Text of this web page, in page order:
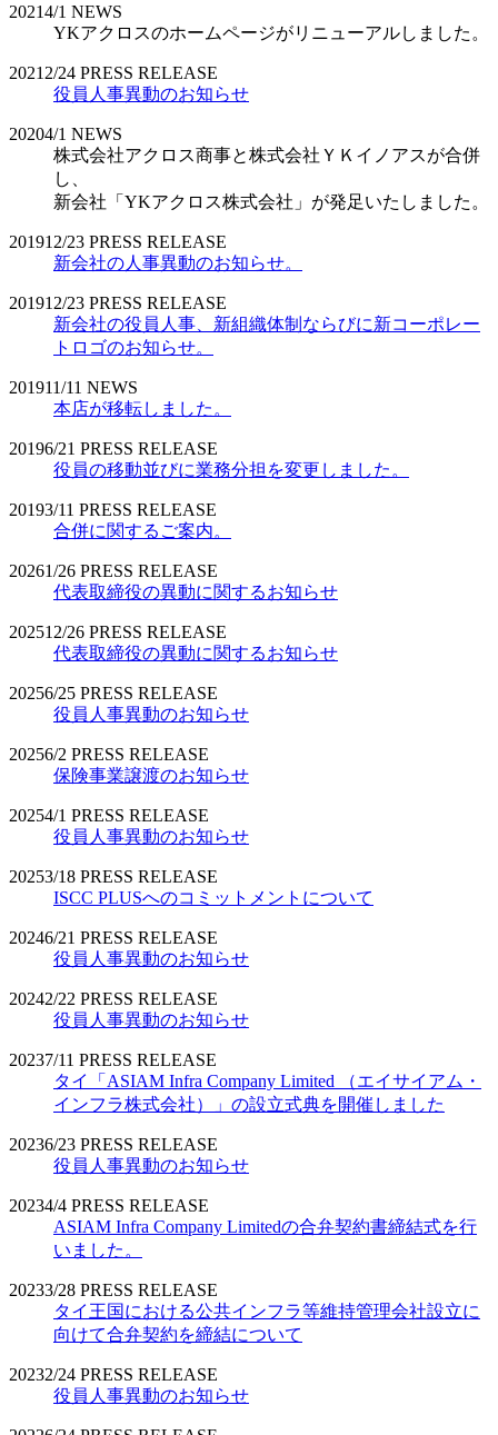
20214/1 NEWS
YKアクロスのホームページがリニューアルしました。
2021 2/24 PRESS RELEASE
役員人事異動のお知らせ
20204/1 NEWS
株式会社アクロス商事と株式会社ＹＫイノアスが合併
し、
新会社「YKアクロス株式会社」が発足いたしました。
201912/23 PRESS RELEASE
新会社の人事異動のお知らせ。
201912/23 PRESS RELEASE
新会社の役員人事、新組織体制ならびに新コーポレー
トロゴのお知らせ。
201911/11 NEWS
本店が移転しました。
20196/21 PRESS RELEASE
役員の移動並びに業務分担を変更しました。
20193/11 PRESS RELEASE
合併に関するご案内。
20261/26 PRESS RELEASE
代表取締役の異動に関するお知らせ
202512/26 PRESS RELEASE
代表取締役の異動に関するお知らせ
20256/25 PRESS RELEASE
役員人事異動のお知らせ
20256/2 PRESS RELEASE
保険事業譲渡のお知らせ
20254/1 PRESS RELEASE
役員人事異動のお知らせ
20253/18 PRESS RELEASE
ISCC PLUSへのコミットメントについて
20246/21 PRESS RELEASE
役員人事異動のお知らせ
20242/22 PRESS RELEASE
役員人事異動のお知らせ
20237/11 PRESS RELEASE
タイ「ASIAM Infra Company Limited （エイサイアム・
インフラ株式会社）」の設立式典を開催しました
20236/23 PRESS RELEASE
役員人事異動のお知らせ
20234/4 PRESS RELEASE
ASIAM Infra Company Limitedの合弁契約書締結式を行
いました。
20233/28 PRESS RELEASE
タイ王国における公共インフラ等維持管理会社設立に
向けて合弁契約を締結について
20232/24 PRESS RELEASE
役員人事異動のお知らせ